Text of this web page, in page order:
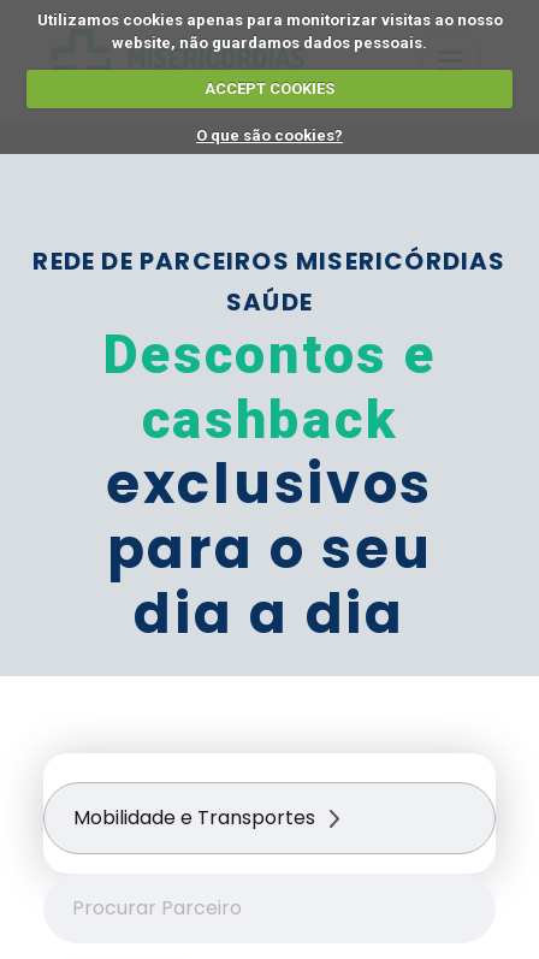
Utilizamos cookies apenas para monitorizar visitas ao nosso
website, não guardamos dados pessoais.
ACCEPT COOKIES
O que são cookies?
REDE DE PARCEIROS MISERICÓRDIAS
SAÚDE
Descontos e
cashback
exclusivos
para o seu
dia a dia
Mobilidade e Transportes